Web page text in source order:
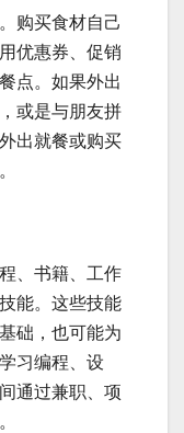
购买食材自己
优惠券、促销
点。如果外出
或是与朋友拼
出就餐或购买
、书籍、工作
能。这些技能
础，也可能为
习编程、设
通过兼职、项